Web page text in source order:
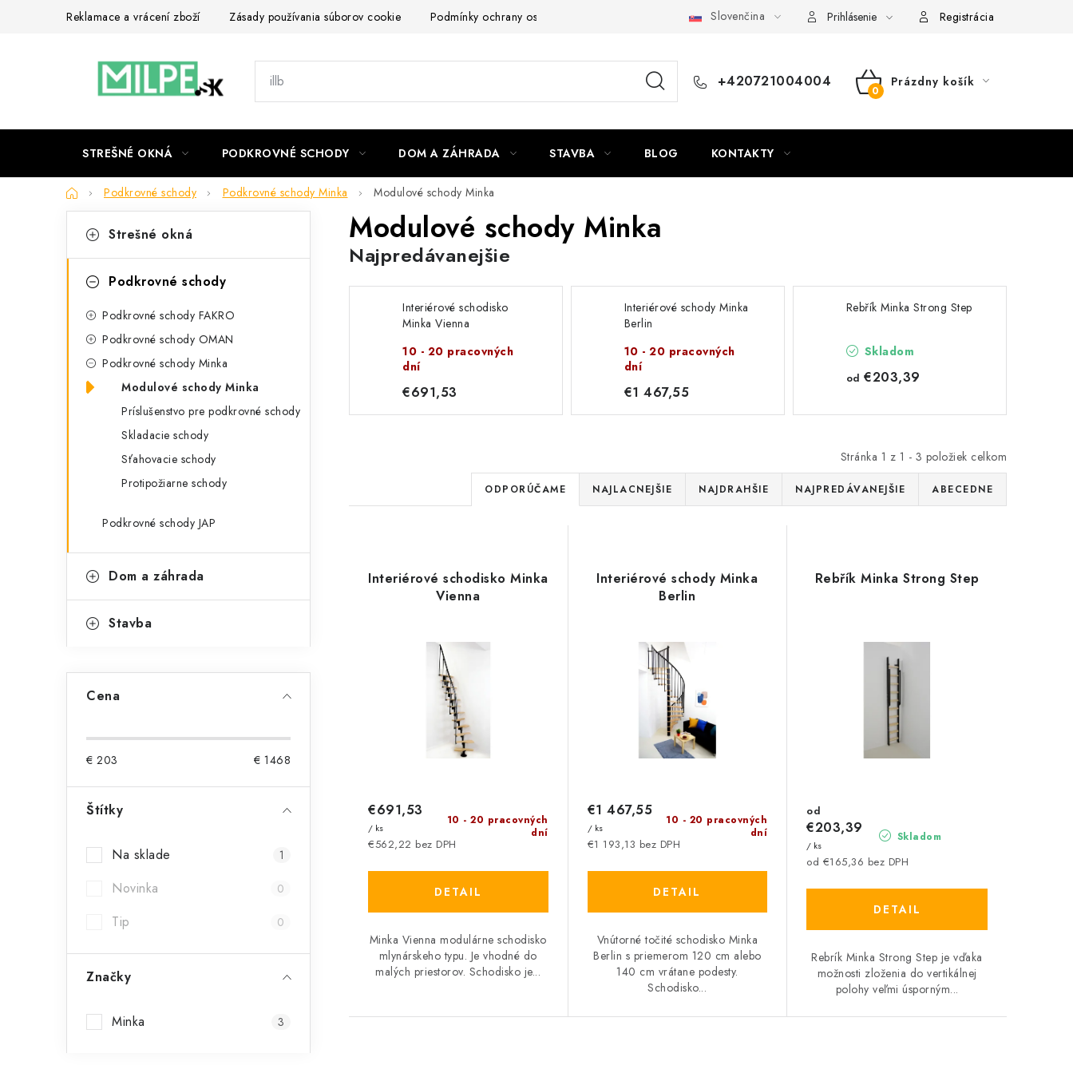
Reklamace a vrácení zboží Zásady používania súborov cookie Podmínky ochrany osobních údajů Obchodní podmínky Mapa webu Milpe.sk
Slovenčina Prihlásenie Registrácia
+420721004004
NÁKUPNÝ
Prázdny košík
STREŠNÉ OKNÁ PODKROVNÉ SCHODY DOM A ZÁHRADA STAVBA BLOG KONTAKTY
DomovPodkrovné schody Podkrovné schody Minka Modulové schody Minka
okategórie
a
Strešné okná
Podkrovné schody
Podkrovné schody FAKRO
Podkrovné schody OMAN
Podkrovné schody Minka
Modulové schody Minka
Príslušenstvo pre podkrovné schody
Skladacie schody
Sťahovacie schody
Protipožiarne schody
Podkrovné schody JAP
Dom a záhrada
Stavba
Cena
€ 203 € 1468
Štítky
Na sklade 1
Novinka 0
Tip 0
Značky
Minka 3
Modulové schody Minka
Najpredávanejšie
Interiérové schodisko
Minka Vienna
10 - 20 pracovných
dní
€691,53
Interiérové schody Minka
Berlin
10 - 20 pracovných
dní
€1 467,55
Rebřík Minka Strong Step
Skladom
od €203,39
Stránka 1 z 1 - 3 položiek celkom
R
a
e
n
i
r
o
u
t
o
v
ODPORÚČAME NAJLACNEJŠIE NAJDRAHŠIE NAJPREDÁVANEJŠIE ABECEDNE
Interiérové schodisko Minka
Vienna
10 - 20 pracovných
dní
€562,22 bez DPH
€691,53
/ ks
DETAIL
Minka Vienna modulárne schodisko
mlynárskeho typu. Je vhodné do
malých priestorov. Schodisko je...
Interiérové schody Minka
Berlin
10 - 20 pracovných
dní
€1 193,13 bez DPH
€1 467,55
/ ks
DETAIL
Vnútorné točité schodisko Minka
Berlin s priemerom 120 cm alebo
140 cm vrátane podesty.
Schodisko...
Rebřík Minka Strong Step
Skladom
od €165,36 bez DPH
od
€203,39
/ ks
DETAIL
Rebrík Minka Strong Step je vďaka
možnosti zloženia do vertikálnej
polohy veľmi úsporným...